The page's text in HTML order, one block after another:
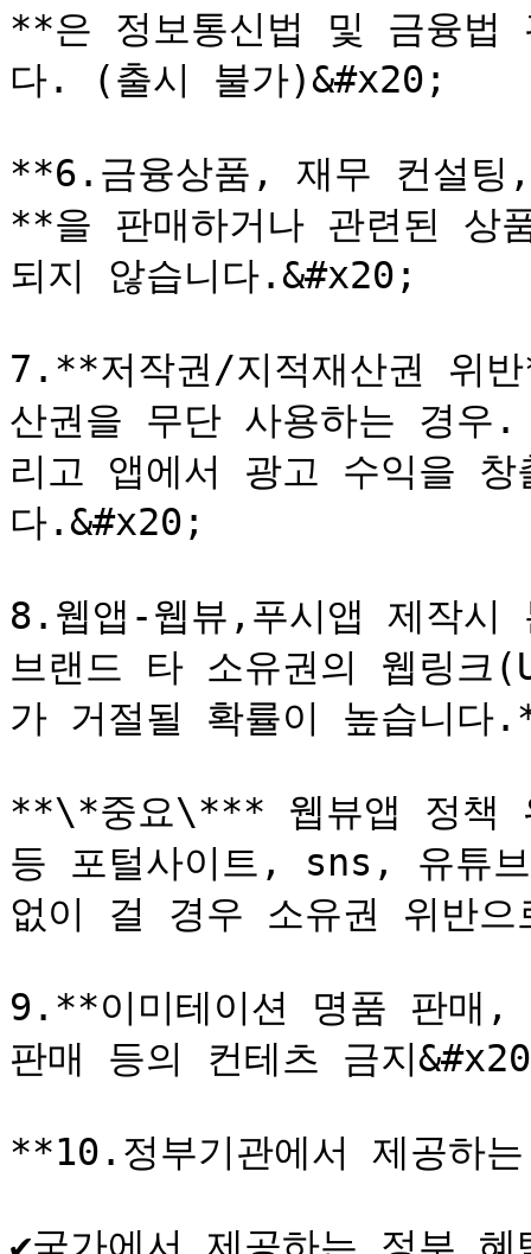
**은 정보통신법 및 금융법
다. (출시 불가)&#x20;
**6.금융상품, 재무 컨설
**을 판매하거나 관련된 상
되지 않습니다.&#x20;
7.**저작권/지적재산권 위
산권을 무단 사용하는 경
리고 앱에서 광고 수익을
다.&#x20;
8.웹앱-웹뷰,푸시앱 제작시
브랜드 타 소유권의 웹링크
가 거절될 확률이 높습니다
**\*중요\*** 웹뷰앱 정책
등 포털사이트, sns, 유튜
없이 걸 경우 소유권 위반
9.**이미테이션 명품 판매
판매 등의 컨테츠 금지
**10.정부기관에서 제공하